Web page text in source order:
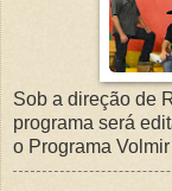
Sob a direção de
programa será
o Programa